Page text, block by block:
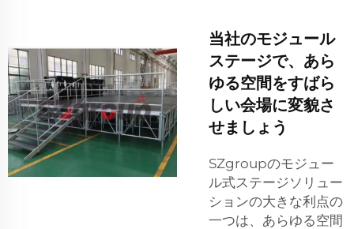
当社のモジュール
ステージで、あら
ゆる空間をすばら
しい会場に変貌さ
せましょう
SZgroupのモジュー
ル式ステージソリュー
ションの大きな利点の
一つは、あらゆる空間